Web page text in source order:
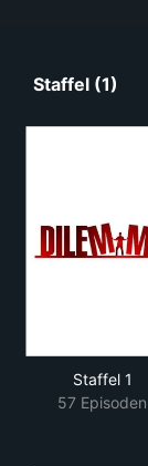
Staffel (1)
Staffel 1
57 Episoden